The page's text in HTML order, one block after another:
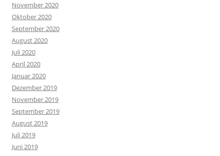
November 2020
Oktober 2020
September 2020
August 2020
Juli 2020
April 2020
Januar 2020
Dezember 2019
November 2019
September 2019
August 2019
Juli 2019
Juni 2019